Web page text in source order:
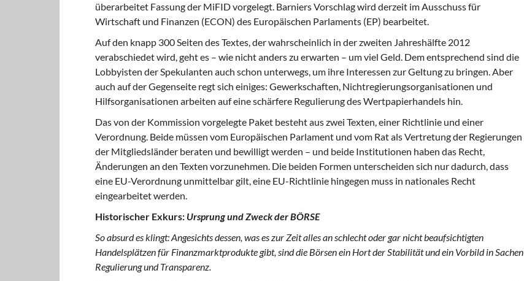
überarbeitet Fassung der MiFID vorgelegt. Barniers Vorschlag wird derzeit im Ausschuss für
Wirtschaft und Finanzen (ECON) des Europäischen Parlaments (EP) bearbeitet.
Auf den knapp 300 Seiten des Textes, der wahrscheinlich in der zweiten Jahreshälfte 2012
verabschiedet wird, geht es – wie nicht anders zu erwarten – um viel Geld. Dem entsprechend sind die
Lobbyisten der Spekulanten auch schon unterwegs, um ihre Interessen zur Geltung zu bringen. Aber
auch auf der Gegenseite regt sich einiges: Gewerkschaften, Nichtregierungsorganisationen und
Hilfsorganisationen arbeiten auf eine schärfere Regulierung des Wertpapierhandels hin.
Das von der Kommission vorgelegte Paket besteht aus zwei Texten, einer Richtlinie und einer
Verordnung. Beide müssen vom Europäischen Parlament und vom Rat als Vertretung der Regierungen
der Mitgliedsländer beraten und bewilligt werden – und beide Institutionen haben das Recht,
Änderungen an den Texten vorzunehmen. Die beiden Formen unterscheiden sich nur dadurch, dass
eine EU-Verordnung unmittelbar gilt, eine EU-Richtlinie hingegen muss in nationales Recht
eingearbeitet werden.
Historischer Exkurs: Ursprung und Zweck der BÖRSE
So absurd es klingt: Angesichts dessen, was es zur Zeit alles an schlecht oder gar nicht beaufsichtigten
Handelsplätzen für Finanzmarktprodukte gibt, sind die Börsen ein Hort der Stabilität und ein Vorbild in Sachen
Regulierung und Transparenz.